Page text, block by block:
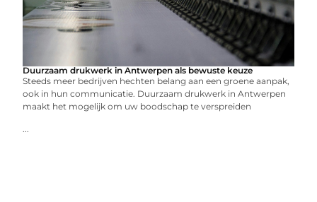
Duurzaam drukwerk in Antwerpen als bewuste keuze
Steeds meer bedrijven hechten belang aan een groene aanpak,
ook in hun communicatie. Duurzaam drukwerk in Antwerpen
maakt het mogelijk om uw boodschap te verspreiden
...